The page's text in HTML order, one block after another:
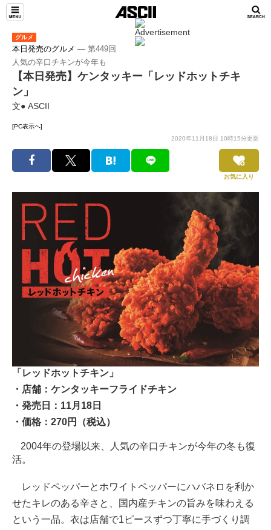
グルメ
本日発売のグルメ ― 第449回
人気の辛口チキンが今年も
【本日発売】ケンタッキー「レッドホットチキ
ン」
文● ASCII
[PC表示へ]
2020年11月18日 10時15分更新
お気に入り
「レッドホットチキン」
・店舗：ケンタッキーフライドチキン
・発売日：11月18日
・価格：270円（税込）
2004年の登場以来、人気の辛口チキンが今年の冬も復
活。
レッドペッパーとホワイトペッパーにハバネロを利か
せたキレのある辛さと、国内産チキンの旨みを味わえる
という一品。衣は店舗で1ピースずつ丁寧に手づくり調